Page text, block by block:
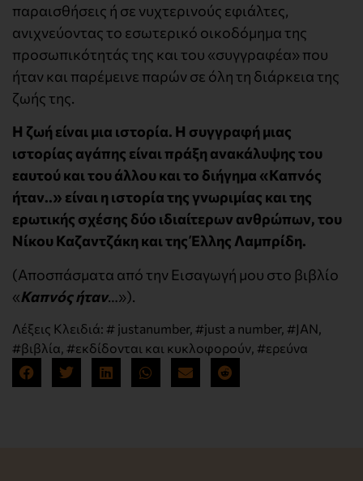
παραισθήσεις ή σε νυχτερινούς εφιάλτες,
ανιχνεύοντας το εσωτερικό οικοδόμημα της
προσωπικότητάς της και του «συγγραφέα» που
ήταν και παρέμεινε παρών σε όλη τη διάρκεια της
ζωής της.
Η ζωή είναι μια ιστορία. Η συγγραφή μιας
ιστορίας αγάπης είναι πράξη ανακάλυψης του
εαυτού και του άλλου και το διήγημα «Καπνός
ήταν..» είναι η ιστορία της γνωριμίας και της
ερωτικής σχέσης δύο ιδιαίτερων ανθρώπων, του
Νίκου Καζαντζάκη και της Έλλης Λαμπρίδη.
(Αποσπάσματα από την Εισαγωγή μου στο βιβλίο
«Καπνός ήταν…»).
Λέξεις Κλειδιά: # justanumber, #just a number, #JAN,
#βιβλία, #εκδίδονται και κυκλοφορούν, #ερεύνα